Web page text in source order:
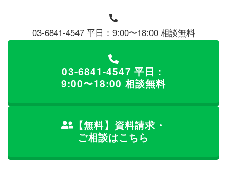
03-6841-4547 平日：9:00〜18:00 相談無料
03-6841-4547 平日：
9:00〜18:00 相談無料
【無料】資料請求・
ご相談はこちら